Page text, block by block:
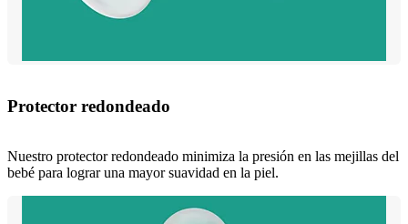
Protector redondeado
Nuestro protector redondeado minimiza la presión en las mejillas del
bebé para lograr una mayor suavidad en la piel.